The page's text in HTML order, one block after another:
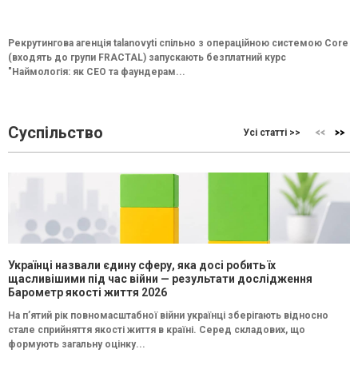
Рекрутингова агенція talanovyti спільно з операційною системою Core
(входять до групи FRACTAL) запускають безплатний курс
"Наймологія: як СEO та фаундерам...
Суспільство Усі статті >>
Українці назвали єдину сферу, яка досі робить їх
щасливішими під час війни — результати дослідження
Барометр якості життя 2026
На п’ятий рік повномасштабної війни українці зберігають відносно
стале сприйняття якості життя в країні. Серед складових, що
формують загальну оцінку...